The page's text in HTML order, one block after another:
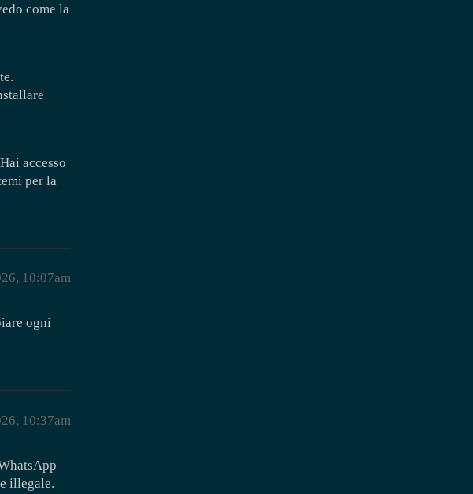
come la
accesso
per la
10:07am
ogni
10:37am
illegale.